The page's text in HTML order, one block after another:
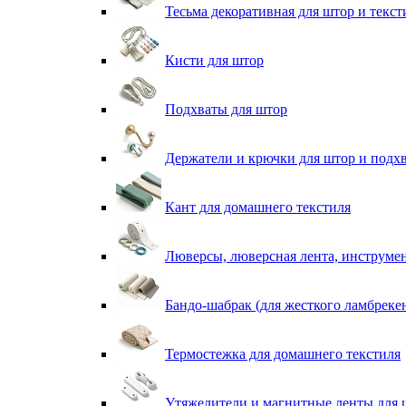
Тесьма декоративная для штор и
Кисти для штор
Подхваты для штор
Держатели и крючки для штор и
Кант для домашнего текстиля
Люверсы, люверсная лента,
Бандо-шабрак (для жесткого
Термостежка для домашнего текстиля
Утяжелители и магнитные ленты для